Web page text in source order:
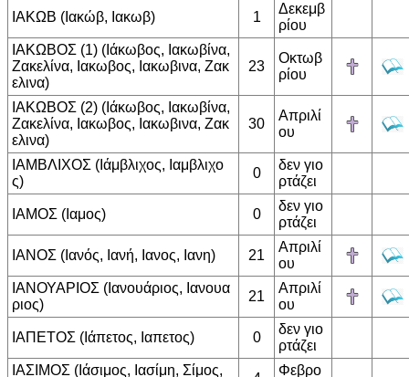
ΙΑΚΩΒ (Ιακώβ, Ιακωβ) 1
Δεκεμβ
ρίου
ΙΑΚΩΒΟΣ (1) (Ιάκωβος, Ιακωβίνα,
Ζακελίνα, Ιακωβος, Ιακωβινα, Ζακ
ελινα)
23
Οκτωβ
ρίου
ΙΑΚΩΒΟΣ (2) (Ιάκωβος, Ιακωβίνα,
Ζακελίνα, Ιακωβος, Ιακωβινα, Ζακ
ελινα)
30
Απριλί
ου
ΙΑΜΒΛΙΧΟΣ (Ιάμβλιχος, Ιαμβλιχο
ς)
0
δεν γιο
ρτάζει
ΙΑΜΟΣ (Ιαμος) 0
δεν γιο
ρτάζει
ΙΑΝΟΣ (Ιανός, Ιανή, Ιανος, Ιανη) 21
Απριλί
ου
ΙΑΝΟΥΑΡΙΟΣ (Ιανουάριος, Ιανουα
ριος)
21
Απριλί
ου
ΙΑΠΕΤΟΣ (Ιάπετος, Ιαπετος) 0
δεν γιο
ρτάζει
ΙΑΣΙΜΟΣ (Ιάσιμος, Ιασίμη, Σίμος,
Φεβρο